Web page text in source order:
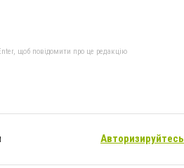
щоб повідомити про це редакцію
Авторизируйтесь